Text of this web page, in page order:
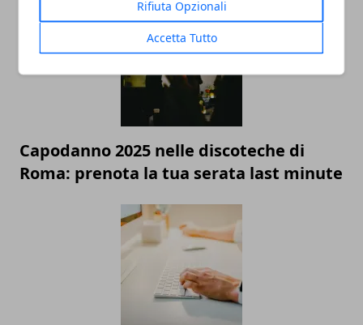
Rifiuta Opzionali
Accetta Tutto
Capodanno 2025 nelle discoteche di
Roma: prenota la tua serata last minute